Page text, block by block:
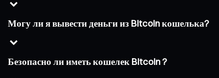
Могу ли я вывести деньги из Bitcoin кошелька?
Безопасно ли иметь кошелек Bitcoin ?